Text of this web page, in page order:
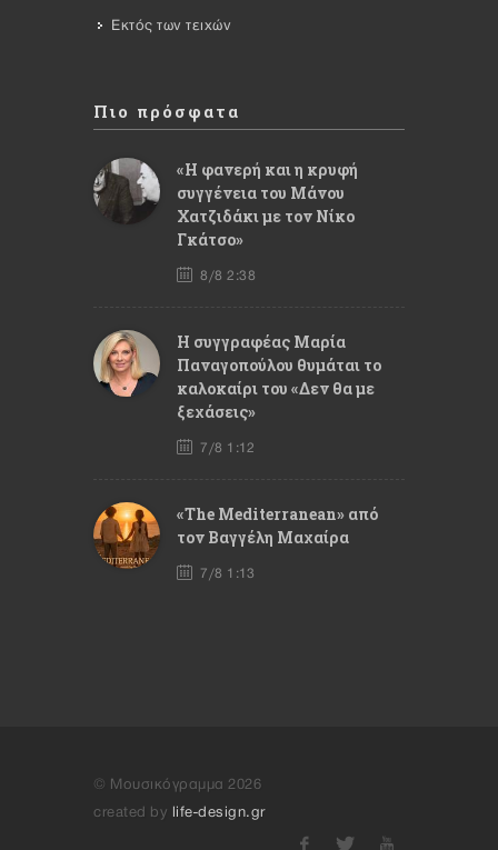
Εκτός των τειχών
Πιο πρόσφατα
«Η φανερή και η κρυφή
συγγένεια του Μάνου
Χατζιδάκι με τον Νίκο
Γκάτσο»
8/8 2:38
Η συγγραφέας Μαρία
Παναγοπούλου θυμάται το
καλοκαίρι του «Δεν θα με
ξεχάσεις»
7/8 1:12
«The Mediterranean» από
τον Βαγγέλη Μαχαίρα
7/8 1:13
© Μουσικόγραμμα 2026
created by
life-design.gr